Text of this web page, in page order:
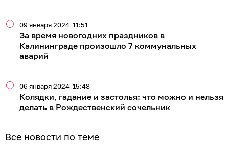
За время новогодних праздников в
Калининграде произошло 7 коммунальных
аварий
09 января 2024 11:51
Колядки, гадание и застолья: что можно и нельзя
делать в Рождественский сочельник
06 января 2024 15:48
Все новости по теме